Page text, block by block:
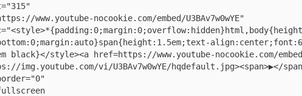
black}</style><a href=https://www.youtube-nocookie.com/